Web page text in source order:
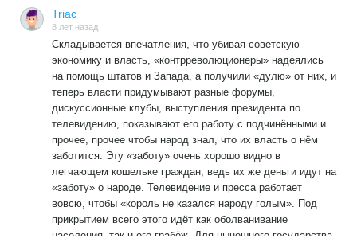
Triac
8 лет назад
Складывается впечатления, что убивая советскую
экономику и власть, «контрреволюционеры» надеялись
на помощь штатов и Запада, а получили «дулю» от них, и
теперь власти придумывают разные форумы,
дискуссионные клубы, выступления президента по
телевидению, показывают его работу с подчинёнными и
прочее, прочее чтобы народ знал, что их власть о нём
заботится. Эту «заботу» очень хорошо видно в
легчающем кошельке граждан, ведь их же деньги идут на
«заботу» о народе. Телевидение и пресса работает
вовсю, чтобы «король не казался народу голым». Под
прикрытием всего этого идёт как оболванивание
населения, так и его грабёж. Для нынешнего государства,